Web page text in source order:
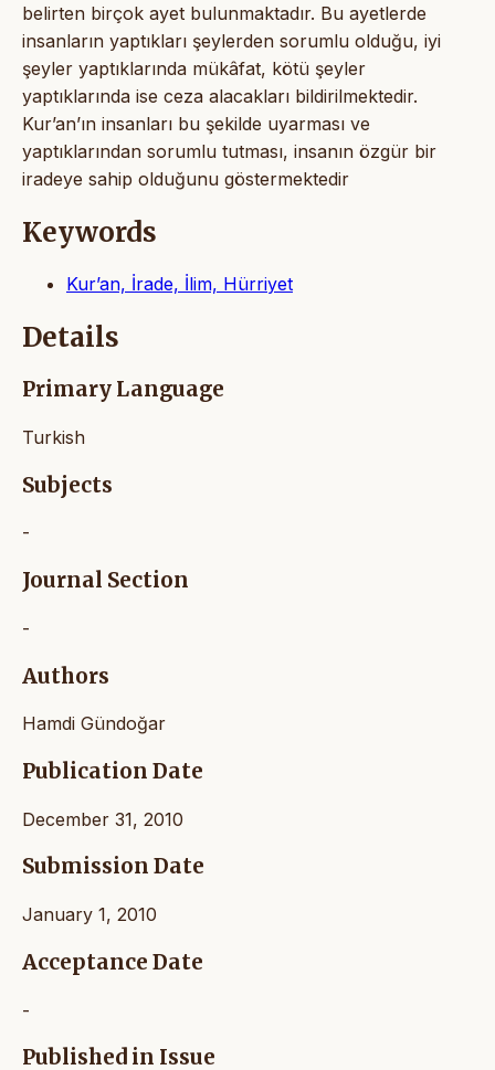
belirten birçok ayet bulunmaktadır. Bu ayetlerde
insanların yaptıkları şeylerden sorumlu olduğu, iyi
şeyler yaptıklarında mükâfat, kötü şeyler
yaptıklarında ise ceza alacakları bildirilmektedir.
Kur’an’ın insanları bu şekilde uyarması ve
yaptıklarından sorumlu tutması, insanın özgür bir
iradeye sahip olduğunu göstermektedir
Keywords
Kur’an, İrade, İlim, Hürriyet
Details
Primary Language
Turkish
Subjects
-
Journal Section
-
Authors
Hamdi Gündoğar
Publication Date
December 31, 2010
Submission Date
January 1, 2010
Acceptance Date
-
Published in Issue